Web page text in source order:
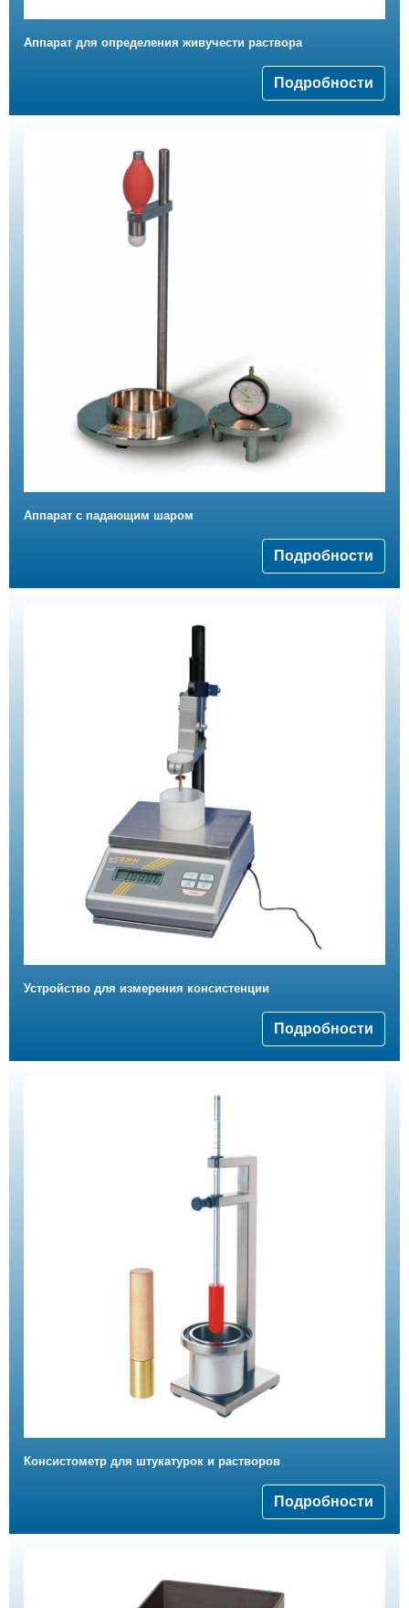
Аппарат для определения живучести раствора
Подробности
Аппарат с падающим шаром
Подробности
Устройство для измерения консистенции
Подробности
Консистометр для штукатурок и растворов
Подробности